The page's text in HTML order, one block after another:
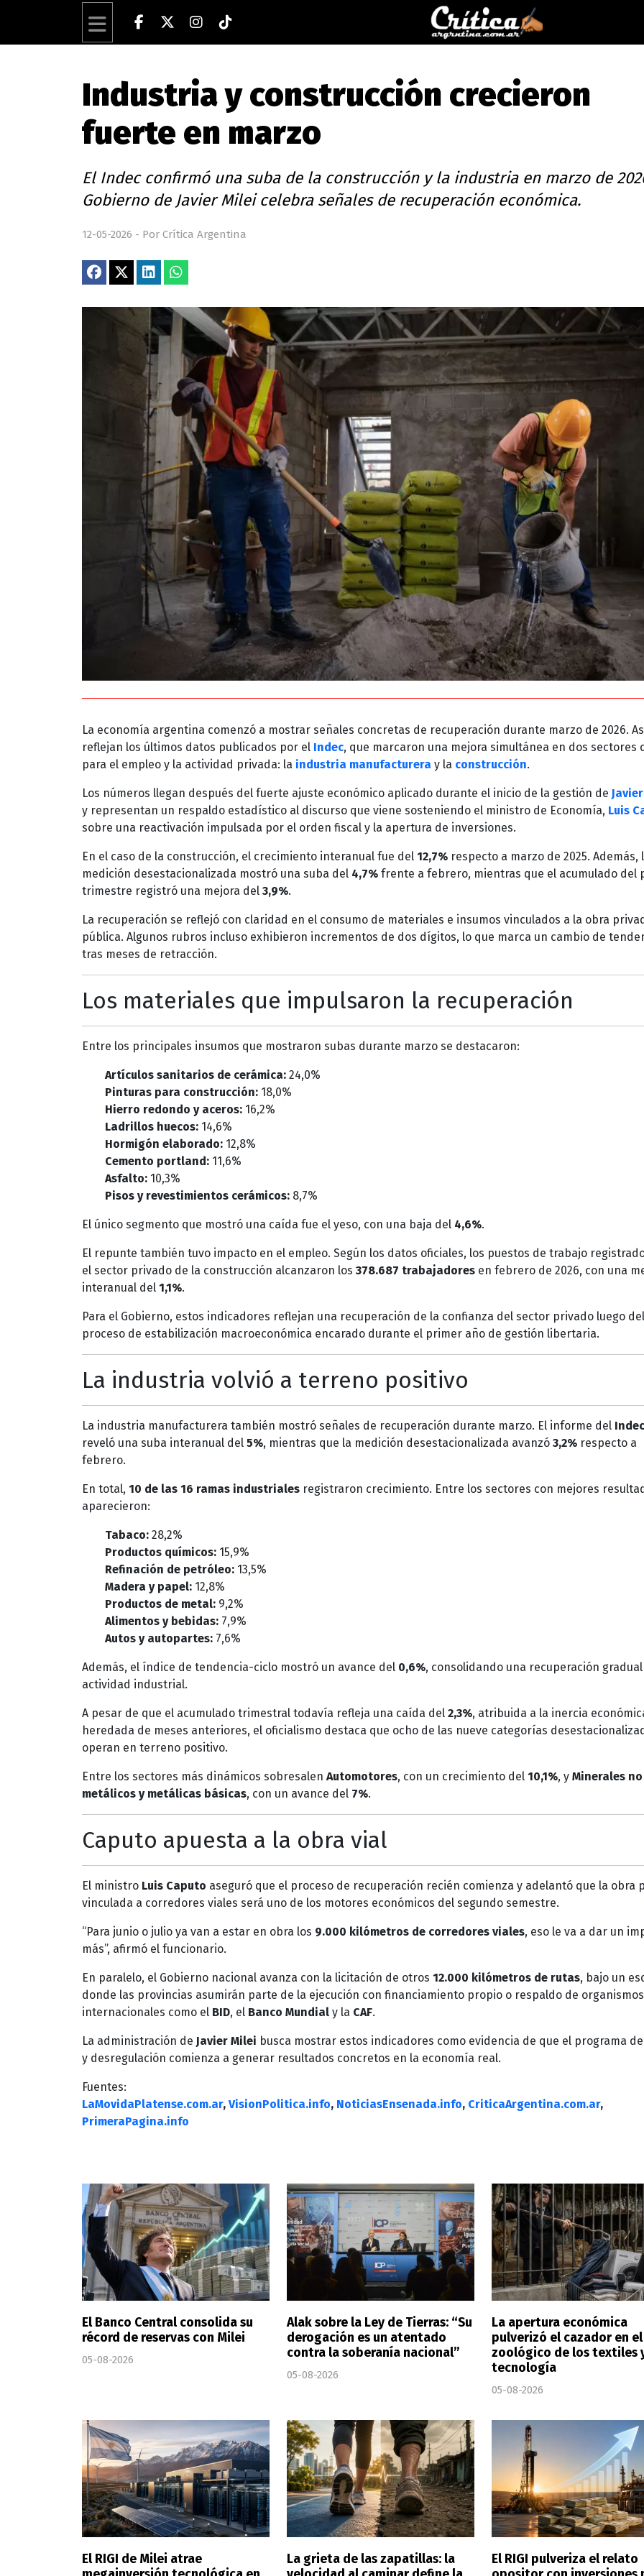
Industria y construcción crecieron
fuerte en marzo
El Indec confirmó una suba de la construcción y la industria en marzo de
Gobierno de Javier Milei celebra señales de recuperación económica.
12-05-2026 - Por Crítica Argentina
La economía argentina comenzó a mostrar señales concretas de recuperación durante marzo de 2026.
reflejan los últimos datos publicados por el Indec, que marcaron una mejora simultánea en dos sectores
para el empleo y la actividad privada: la industria manufacturera y la construcción.
Los números llegan después del fuerte ajuste económico aplicado durante el inicio de la gestión de
y representan un respaldo estadístico al discurso que viene sosteniendo el ministro de Economía, Luis
sobre una reactivación impulsada por el orden fiscal y la apertura de inversiones.
En el caso de la construcción, el crecimiento interanual fue del 12,7% respecto a marzo de 2025. Además,
medición desestacionalizada mostró una suba del 4,7% frente a febrero, mientras que el acumulado del
trimestre registró una mejora del 3,9%.
La recuperación se reflejó con claridad en el consumo de materiales e insumos vinculados a la obra
pública. Algunos rubros incluso exhibieron incrementos de dos dígitos, lo que marca un cambio de
tras meses de retracción.
Los materiales que impulsaron la recuperación
Entre los principales insumos que mostraron subas durante marzo se destacaron:
Artículos sanitarios de cerámica: 24,0%
Pinturas para construcción: 18,0%
Hierro redondo y aceros: 16,2%
Ladrillos huecos: 14,6%
Hormigón elaborado: 12,8%
Cemento portland: 11,6%
Asfalto: 10,3%
Pisos y revestimientos cerámicos: 8,7%
El único segmento que mostró una caída fue el yeso, con una baja del 4,6%.
El repunte también tuvo impacto en el empleo. Según los datos oficiales, los puestos de trabajo
el sector privado de la construcción alcanzaron los 378.687 trabajadores en febrero de 2026, con una
interanual del 1,1%.
Para el Gobierno, estos indicadores reflejan una recuperación de la confianza del sector privado luego del
proceso de estabilización macroeconómica encarado durante el primer año de gestión libertaria.
La industria volvió a terreno positivo
La industria manufacturera también mostró señales de recuperación durante marzo. El informe del Indec
reveló una suba interanual del 5%, mientras que la medición desestacionalizada avanzó 3,2% respecto a
febrero.
En total, 10 de las 16 ramas industriales registraron crecimiento. Entre los sectores con mejores
aparecieron:
Tabaco: 28,2%
Productos químicos: 15,9%
Refinación de petróleo: 13,5%
Madera y papel: 12,8%
Productos de metal: 9,2%
Alimentos y bebidas: 7,9%
Autos y autopartes: 7,6%
Además, el índice de tendencia-ciclo mostró un avance del 0,6%, consolidando una recuperación
actividad industrial.
A pesar de que el acumulado trimestral todavía refleja una caída del 2,3%, atribuida a la inercia
heredada de meses anteriores, el oficialismo destaca que ocho de las nueve categorías
operan en terreno positivo.
Entre los sectores más dinámicos sobresalen Automotores, con un crecimiento del 10,1%, y Minerales no
metálicos y metálicas básicas, con un avance del 7%.
Caputo apuesta a la obra vial
El ministro Luis Caputo aseguró que el proceso de recuperación recién comienza y adelantó que la obra
vinculada a corredores viales será uno de los motores económicos del segundo semestre.
“Para junio o julio ya van a estar en obra los 9.000 kilómetros de corredores viales, eso le va a dar un
más”, afirmó el funcionario.
En paralelo, el Gobierno nacional avanza con la licitación de otros 12.000 kilómetros de rutas, bajo un
donde las provincias asumirán parte de la ejecución con financiamiento propio o respaldo de organismos
internacionales como el BID, el Banco Mundial y la CAF.
La administración de Javier Milei busca mostrar estos indicadores como evidencia de que el programa
y desregulación comienza a generar resultados concretos en la economía real.
Fuentes:
LaMovidaPlatense.com.ar, VisionPolitica.info, NoticiasEnsenada.info, CriticaArgentina.com.ar,
PrimeraPagina.info
El Banco Central consolida su
récord de reservas con Milei
05-08-2026
Alak sobre la Ley de Tierras: “Su
derogación es un atentado
contra la soberanía nacional”
05-08-2026
La apertura económica
pulverizó el cazador en el
zoológico de los textiles
tecnología
05-08-2026
El RIGI de Milei atrae
La grieta de las zapatillas: la
El RIGI pulveriza el relato